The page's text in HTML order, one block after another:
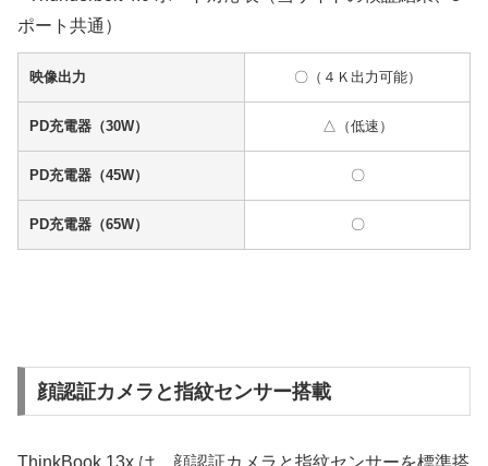
ポート共通）
映像出力 〇（４Ｋ出力可能）
PD充電器（30W） △（低速）
PD充電器（45W） 〇
PD充電器（65W） 〇
顔認証カメラと指紋センサー搭載